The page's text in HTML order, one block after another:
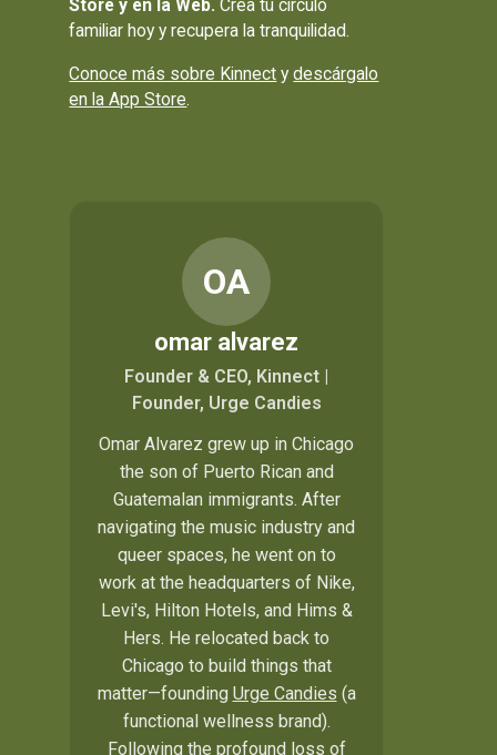
Store y en la Web. Crea tu círculo
familiar hoy y recupera la tranquilidad.
Conoce más sobre Kinnect ydescárgalo
en la App Store.
OA
omar alvarez
Founder & CEO, Kinnect |
Founder, Urge Candies
Omar Alvarez grew up in Chicago
the son of Puerto Rican and
Guatemalan immigrants. After
navigating the music industry and
queer spaces, he went on to
work at the headquarters of Nike,
Levi's, Hilton Hotels, and Hims &
Hers. He relocated back to
Chicago to build things that
matter—founding Urge Candies (a
functional wellness brand).
Following the profound loss of